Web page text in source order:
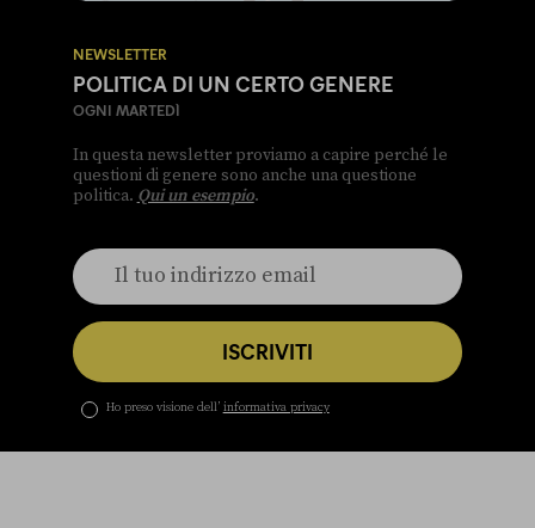
NEWSLETTER
POLITICA DI UN CERTO GENERE
OGNI MARTEDÌ
In questa newsletter proviamo a capire perché le
questioni di genere sono anche una questione
politica. Qui un esempio.
ISCRIVITI
Ho preso visione dell’ informativa privacy